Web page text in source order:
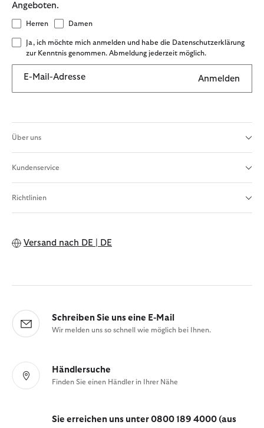
Angeboten.
Herren Damen
Ja, ich möchte mich anmelden und habe die Datenschutzerklärung
zur Kenntnis genommen. Abmeldung jederzeit möglich.
E-Mail-Adresse Anmelden
Über uns
Kundenservice
Richtlinien
Versand nach DE | DE
Schreiben Sie uns eine E-Mail
Wir melden uns so schnell wie möglich bei Ihnen.
Händlersuche
Finden Sie einen Händler in Ihrer Nähe
Sie erreichen uns unter 0800 189 4000 (aus